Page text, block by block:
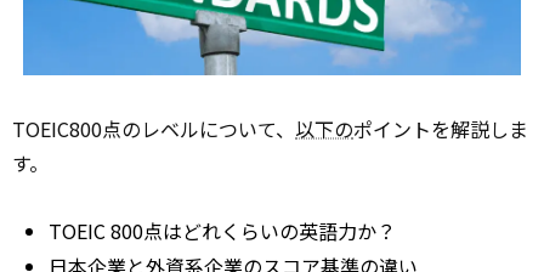
TOEIC800点のレベルについて、 以下のポイントを解説しま
す。
TOEIC 800点はどれくらいの英語力か？